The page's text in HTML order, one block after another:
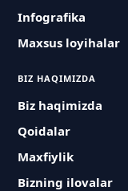
Infografika
Maxsus loyihalar
BIZ HAQIMIZDA
Biz haqimizda
Qoidalar
Maxfiylik
Bizning ilovalar